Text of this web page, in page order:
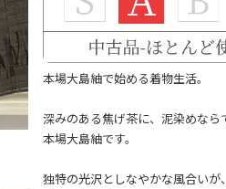
本場大島紬で始める着物生活。
深みのある焦げ茶に、泥染めなら
本場大島紬です。
独特の光沢としなやかな風合い